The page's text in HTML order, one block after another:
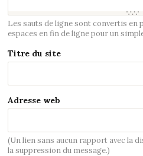
Les sauts de ligne sont convertis en
espaces en fin de ligne pour un
Titre du site
Adresse web
(Un lien sans aucun rapport avec la
la suppression du message.)